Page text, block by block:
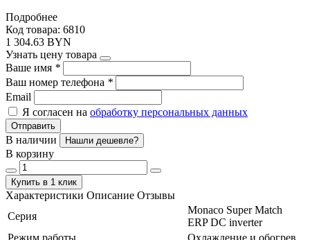
Подробнее
Код товара: 6810
1 304.63 BYN
Узнать цену товара
Ваше имя *
Ваш номер телефона *
Email
Я согласен на обработку персональных данных
Отправить
В наличии Нашли дешевле?
В корзину
Купить в 1 клик
Характеристики Описание Отзывы
Серия
Monaco Super Match
ERP DC inverter
Режим работы
Охлаждение и обогрев